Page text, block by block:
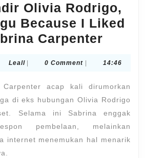
Olivia Rodrigo,
Because I Liked
Carpenter
Olivia
Ini
Lirik
Lagu
LeallLeall 0 Comment 14:46
Carpenter acap kali dirumorkan
di eks hubungan Olivia Rodrigo
Selama ini Sabrina enggak
pembelaan, melainkan
internet menemukan hal menarik